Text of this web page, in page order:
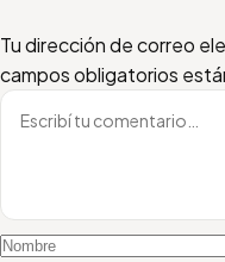
Tu dirección de correo
campos obligatorios
Escribí tu comentario
Nombre
Email